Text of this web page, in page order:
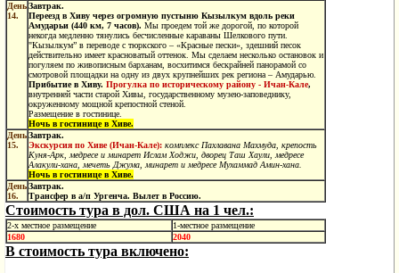
День
14.
Завтрак.
Переезд в Хиву через огромную пустыню Кызылкум вдоль реки
Амударьи (440 км, 7 часов). Мы проедем той же дорогой, по которой
некогда медленно тянулись бесчисленные караваны Шелкового пути.
"Кызылкум” в переводе с тюркского – «Красные пески», здешний песок
действительно имеет красноватый оттенок. Мы сделаем несколько остановок и
погуляем по живописным барханам, восхитимся бескрайней панорамой со
смотровой площадки на одну из двух крупнейших рек региона – Амударью.
Прибытие в Хиву. Прогулка по историческому району - Ичан-Кале,
внутренней части старой Хивы, государственному музею-заповеднику,
окруженному мощной крепостной стеной.
Размещение в гостинице.
Ночь в гостинице в Хиве.
День
15.
Завтрак.
Экскурсия по Хиве (Ичан-Кале): комплекс Пахлавана Махмуда, крепость
Куня-Арк, медресе и минарет Ислам Ходжи, дворец Таш Хаули, медресе
Алакули-хана, мечеть Джума, минарет и медресе Мухаммад Амин-хана.
Ночь в гостинице в Хиве.
День
16.
Завтрак.
Трансфер в а/п Ургенча. Вылет в Россию.
Стоимость тура в дол. США на 1 чел.:
2-х местное размещение
1-местное размещение
1680
2040
В стоимость тура включено: